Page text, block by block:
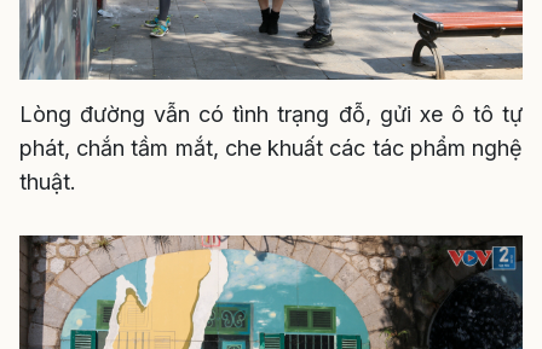
Lòng đường vẫn có tình trạng đỗ, gửi xe ô tô tự
phát, chắn tầm mắt, che khuất các tác phẩm nghệ
thuật.